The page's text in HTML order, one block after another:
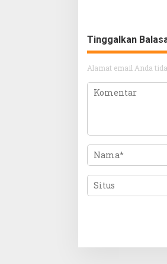
Tinggalkan
Alamat email Anda